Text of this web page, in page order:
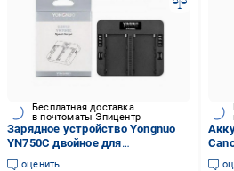
Бесплатная доставка
в почтоматы Эпицентр
Зарядное устройство Yongnuo
YN750C двойное для
аккумулятора (kyn750c)
оценить